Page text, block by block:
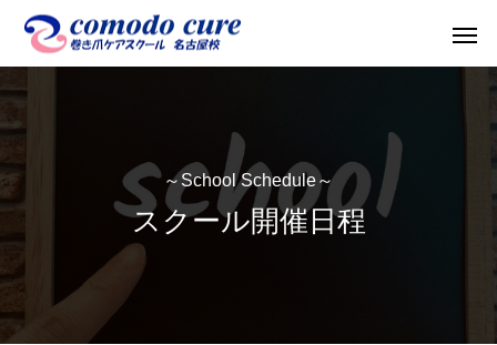
～School Schedule～
スクール開催日程